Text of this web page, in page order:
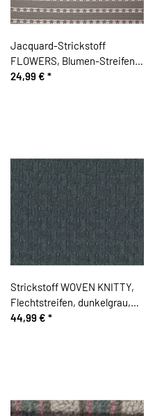
Jacquard-Strickstoff
FLOWERS, Blumen-Streifen,
olivgrün, Fibre Mood
24,99 € *
Strickstoff WOVEN KNITTY,
Flechtstreifen, dunkelgrau,
Albstoffe
44,99 € *